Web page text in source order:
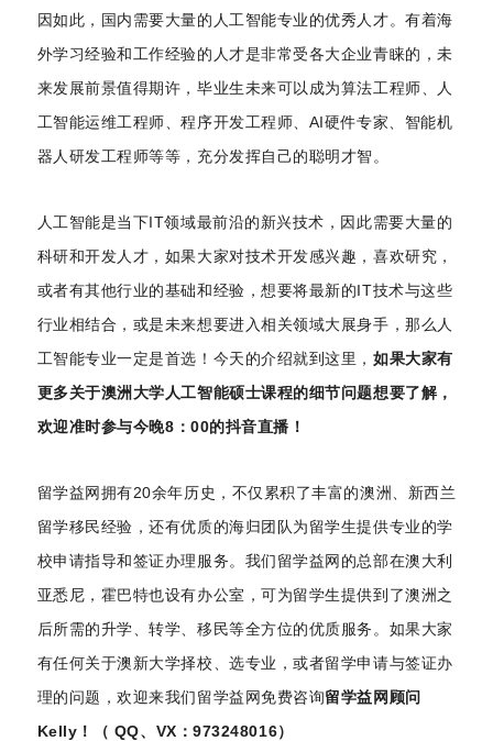
因如此，国内需要大量的人工智能专业的优秀人才。有着海
外学习经验和工作经验的人才是非常受各大企业青睐的，未
来发展前景值得期许，毕业生未来可以成为算法工程师、人
工智能运维工程师、程序开发工程师、AI硬件专家、智能机
器人研发工程师等等，充分发挥自己的聪明才智。
人工智能是当下IT领域最前沿的新兴技术，因此需要大量的
科研和开发人才，如果大家对技术开发感兴趣，喜欢研究，
或者有其他行业的基础和经验，想要将最新的IT技术与这些
行业相结合，或是未来想要进入相关领域大展身手，那么人
工智能专业一定是首选！今天的介绍就到这里，如果大家有
更多关于澳洲大学人工智能硕士课程的细节问题想要了解，
欢迎准时参与今晚8 ：00的抖音直播！
留学益网拥有20余年历史，不仅累积了丰富的澳洲、新西兰
留学移民经验，还有优质的海归团队为留学生提供专业的学
校申请指导和签证办理服务。我们留学益网的总部在澳大利
亚悉尼，霍巴特也设有办公室，可为留学生提供到了澳洲之
后所需的升学、转学、移民等全方位的优质服务。如果大家
有任何关于澳新大学择校、选专业，或者留学申请与签证办
理的问题，欢迎来我们留学益网免费咨询留学益网顾问
Kelly！（ QQ、VX：973248016）